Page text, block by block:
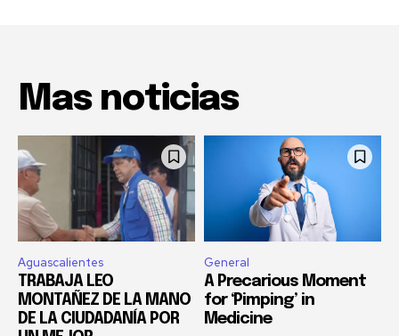
Mas noticias
Aguascalientes
TRABAJA LEO
MONTAÑEZ DE LA MANO
DE LA CIUDADANÍA POR
General
A Precarious Moment
for ‘Pimping’ in
Medicine